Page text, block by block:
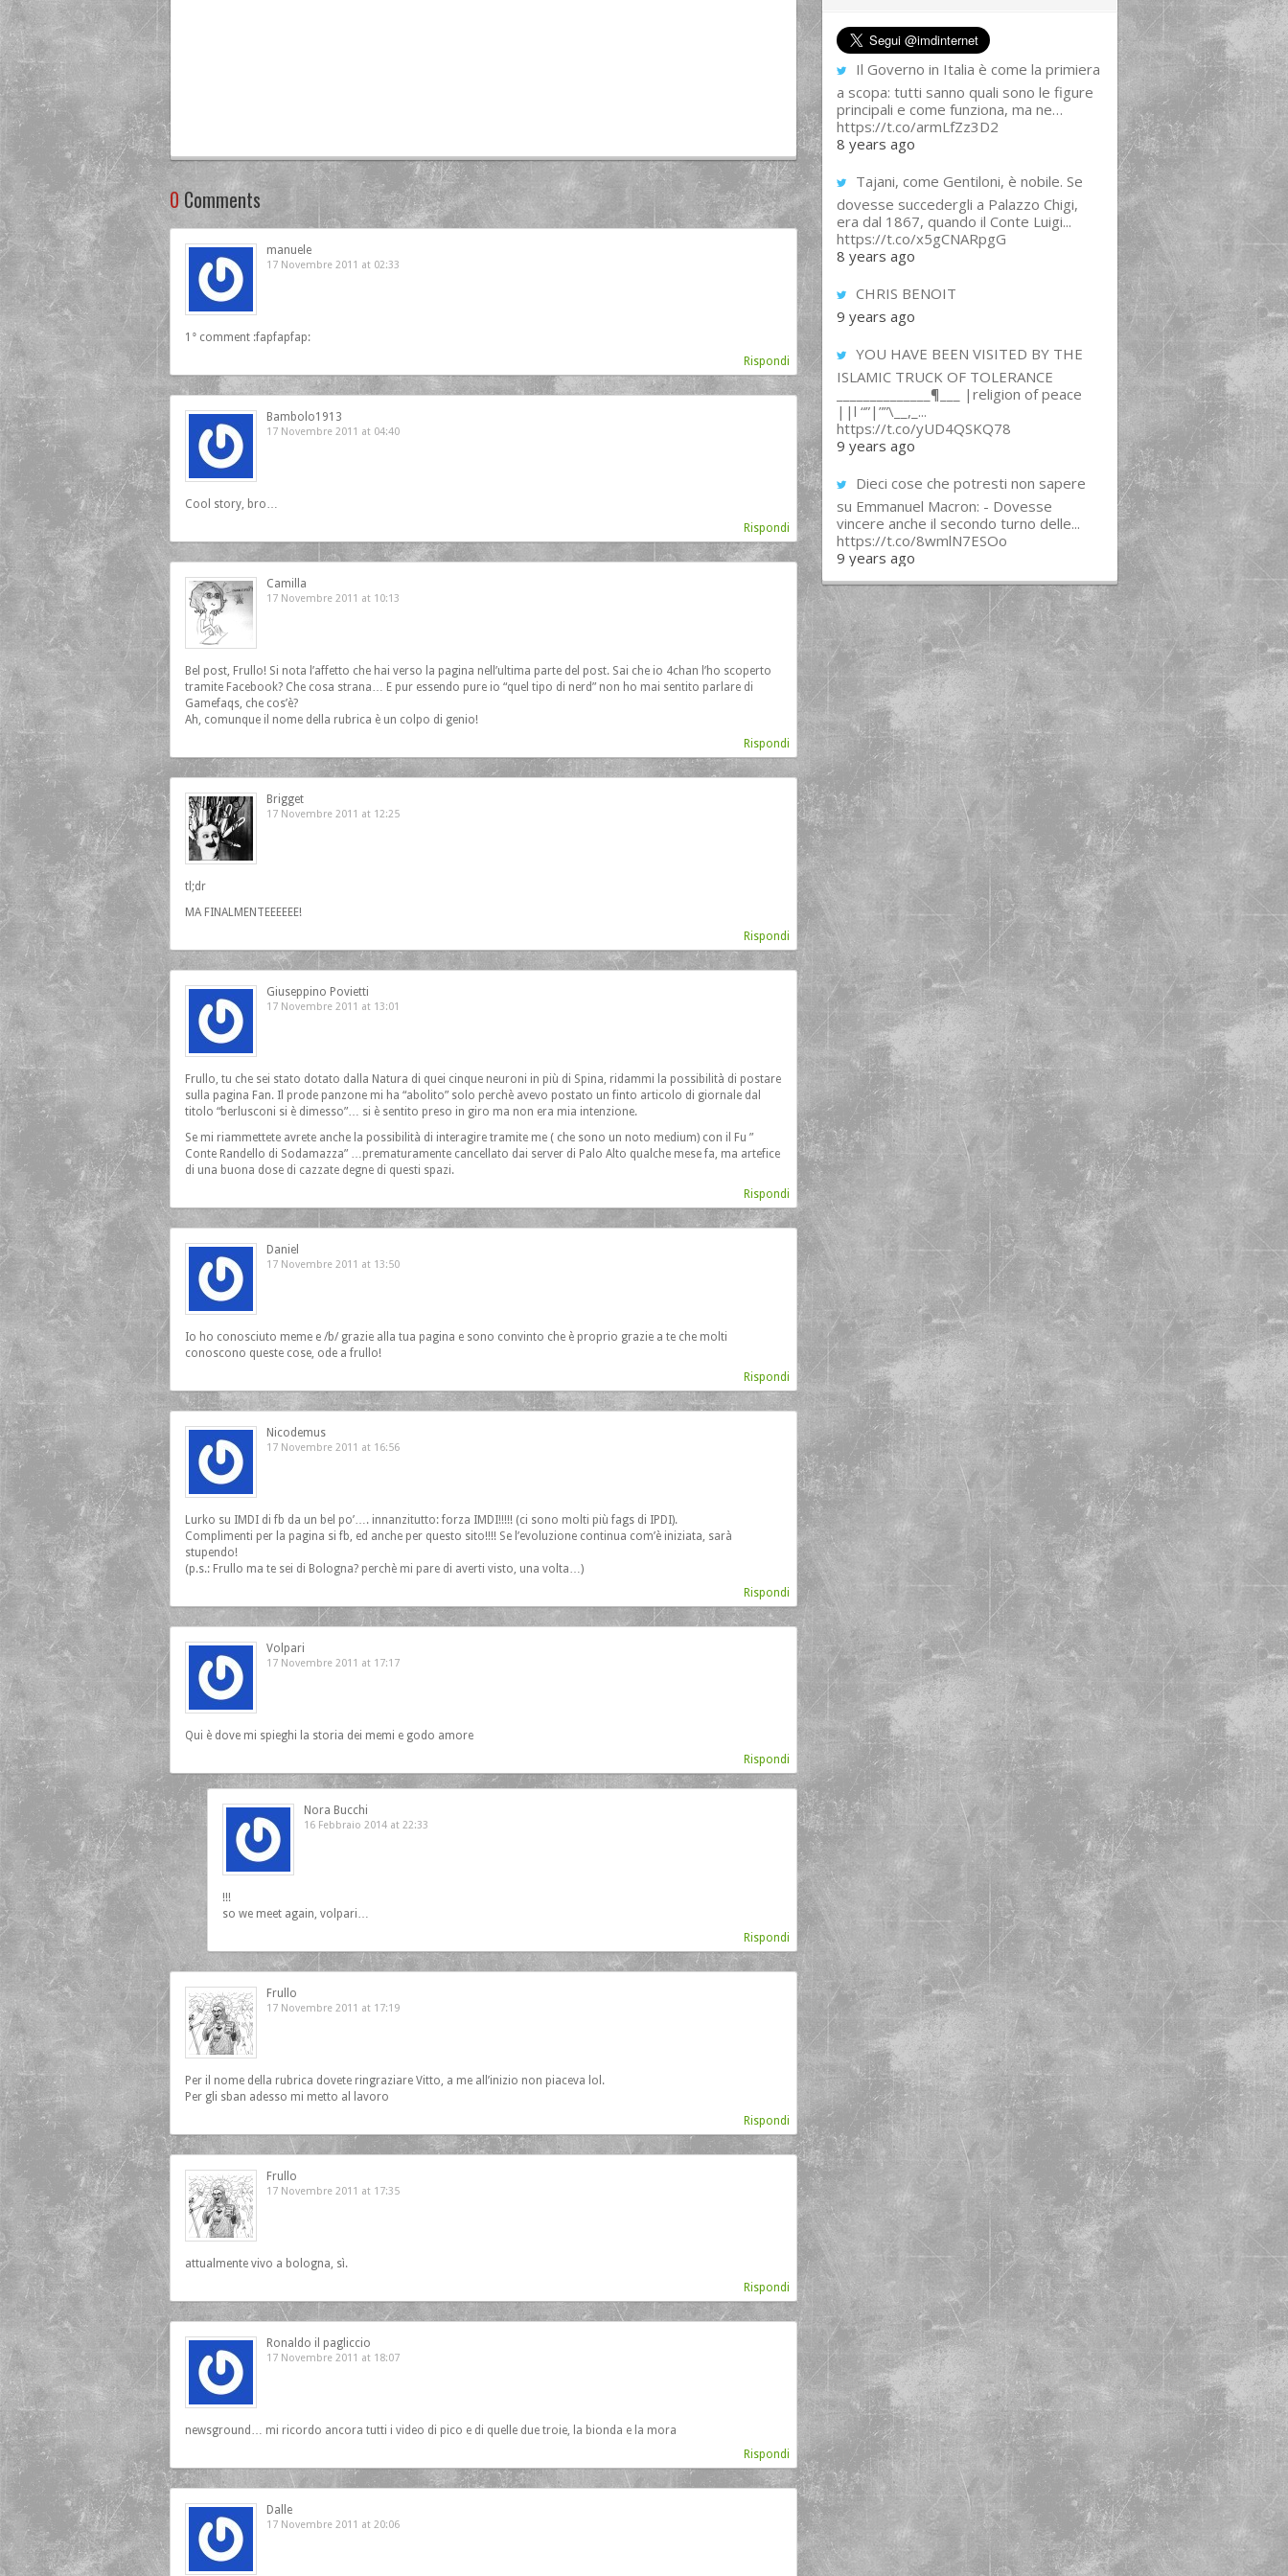
0Comments
manuele
17 Novembre 2011 at 02:33
1° comment :fapfapfap:
Rispondi
Bambolo1913
17 Novembre 2011 at 04:40
Cool story, bro…
Rispondi
Camilla
17 Novembre 2011 at 10:13
Bel post, Frullo! Si nota l’affetto che hai verso la pagina nell’ultima parte del post. Sai che io 4chan l’ho scoperto
tramite Facebook? Che cosa strana… E pur essendo pure io “quel tipo di nerd” non ho mai sentito parlare di
Gamefaqs, che cos’è?
Ah, comunque il nome della rubrica è un colpo di genio!
Rispondi
Brigget
17 Novembre 2011 at 12:25
tl;dr
MA FINALMENTEEEEEE!
Rispondi
Giuseppino Povietti
17 Novembre 2011 at 13:01
Frullo, tu che sei stato dotato dalla Natura di quei cinque neuroni in più di Spina, ridammi la possibilità di postare
sulla pagina Fan. Il prode panzone mi ha “abolito” solo perchè avevo postato un finto articolo di giornale dal
titolo “berlusconi si è dimesso”… si è sentito preso in giro ma non era mia intenzione.
Se mi riammettete avrete anche la possibilità di interagire tramite me ( che sono un noto medium) con il Fu ”
Conte Randello di Sodamazza” …prematuramente cancellato dai server di Palo Alto qualche mese fa, ma artefice
di una buona dose di cazzate degne di questi spazi.
Rispondi
Daniel
17 Novembre 2011 at 13:50
Io ho conosciuto meme e /b/ grazie alla tua pagina e sono convinto che è proprio grazie a te che molti
conoscono queste cose, ode a frullo!
Rispondi
Nicodemus
17 Novembre 2011 at 16:56
Lurko su IMDI di fb da un bel po’…. innanzitutto: forza IMDI!!!!! (ci sono molti più fags di IPDI).
Complimenti per la pagina si fb, ed anche per questo sito!!!! Se l’evoluzione continua com’è iniziata, sarà
stupendo!
(p.s.: Frullo ma te sei di Bologna? perchè mi pare di averti visto, una volta…)
Rispondi
Volpari
17 Novembre 2011 at 17:17
Qui è dove mi spieghi la storia dei memi e godo amore
Rispondi
Nora Bucchi
16 Febbraio 2014 at 22:33
!!!
so we meet again, volpari…
Rispondi
Frullo
17 Novembre 2011 at 17:19
Per il nome della rubrica dovete ringraziare Vitto, a me all’inizio non piaceva lol.
Per gli sban adesso mi metto al lavoro
Rispondi
Frullo
17 Novembre 2011 at 17:35
attualmente vivo a bologna, sì.
Rispondi
Ronaldo il pagliccio
17 Novembre 2011 at 18:07
newsground… mi ricordo ancora tutti i video di pico e di quelle due troie, la bionda e la mora
Rispondi
Dalle
17 Novembre 2011 at 20:06
Il Governo in Italia è come la primiera
a scopa: tutti sanno quali sono le figure
principali e come funziona, ma ne…
https://t.co/armLfZz3D2
8 years ago
Tajani, come Gentiloni, è nobile. Se
dovesse succedergli a Palazzo Chigi,
era dal 1867, quando il Conte Luigi...
https://t.co/x5gCNARpgG
8 years ago
CHRIS BENOIT
9 years ago
YOU HAVE BEEN VISITED BY THE
ISLAMIC TRUCK OF TOLERANCE
______________¶___ |religion of peace
||l “”|””\__,_...
https://t.co/yUD4QSKQ78
9 years ago
Dieci cose che potresti non sapere
su Emmanuel Macron: - Dovesse
vincere anche il secondo turno delle...
https://t.co/8wmlN7ESOo
9 years ago